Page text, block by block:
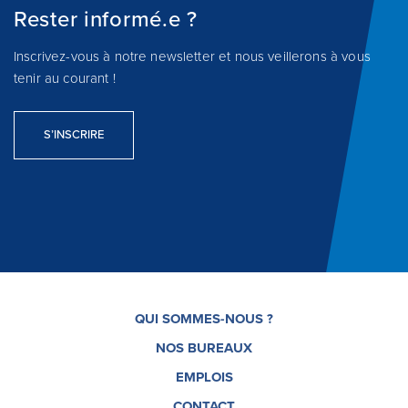
Rester informé.e ?
Inscrivez-vous à notre newsletter et nous veillerons à vous
tenir au courant !
S’INSCRIRE
QUI SOMMES-NOUS ?
NOS BUREAUX
EMPLOIS